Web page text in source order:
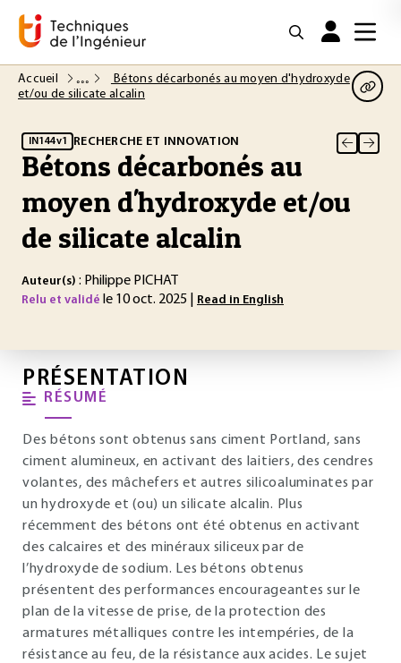
Accueil
Bétons décarbonés au moyen d'hydroxyde
et/ou de silicate alcalin
IN144 v1 RECHERCHE ET INNOVATION
Bétons décarbonés au
moyen d'hydroxyde et/ou
de silicate alcalin
Auteur(s) : Philippe PICHAT
Relu et validé le 10 oct. 2025 | Read in English
PRÉSENTATION
RÉSUMÉ
Des bétons sont obtenus sans ciment Portland, sans
ciment alumineux, en activant des laitiers, des cendres
volantes, des mâchefers et autres silicoaluminates par
un hydroxyde et (ou) un silicate alcalin. Plus
récemment des bétons ont été obtenus en activant
des calcaires et des minéraux siliceux par de
l’hydroxyde de sodium. Les bétons obtenus
présentent des performances encourageantes sur le
plan de la vitesse de prise, de la protection des
armatures métalliques contre les intempéries, de la
résistance au feu, de la résistance aux acides. Le sujet